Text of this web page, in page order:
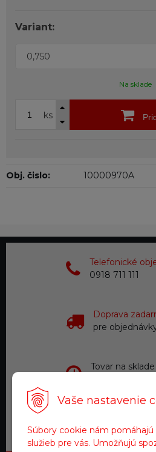
Vaše nastavenie
Súbory cookie nám
služieb pre vás. Umožňujú
Variant:
0,750
Na sklade
ks
Obj. čislo: 10000970A
Telefonické
0918 711 111
Doprava
pre
Tovar na sklade
a starostlivosť